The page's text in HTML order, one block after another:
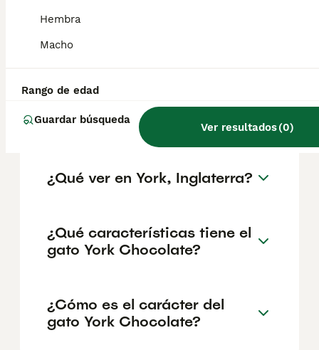
Hembra
Macho
Rango de edad
Guardar búsqueda
Ver resultados(0)
criadores responsables que garanticen la
Informarse bien y comparar opciones antes
¿Por qué se llama York?
¿Qué ver en York, Inglaterra?
¿Qué características tiene el
gato York Chocolate?
¿Cómo es el carácter del
gato York Chocolate?